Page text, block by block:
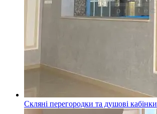
Скляні перегородки та душові кабінки